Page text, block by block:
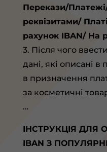
Перекази/
реквізитами/
рахунок IBAN/ На
3. Після чого
дані, які описані в
в призначення
за косметичні
…
ІНСТРУКЦІЯ ДЛЯ
IBAN З